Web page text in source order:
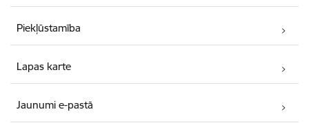
Piekļūstamība
Lapas karte
Jaunumi e-pastā